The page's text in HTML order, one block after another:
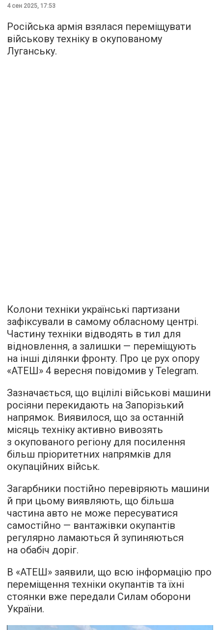
4 сен 2025, 17:53
Російська армія взялася переміщувати
військову техніку в окупованому
Луганську.
Колони техніки українські партизани
зафіксували в самому обласному центрі.
Частину техніки відводять в тил для
відновлення, а залишки — переміщують
на інші ділянки фронту. Про це рух опору
«АТЕШ» 4 вересня повідомив у Telegram.
Зазначається, що вцілілі військові машини
росіяни перекидають на Запорізький
напрямок. Виявилося, що за останній
місяць техніку активно вивозять
з окупованого регіону для посилення
більш пріоритетних напрямків для
окупаційних військ.
Загарбники постійно перевіряють машини
й при цьому виявляють, що більша
частина авто не може пересуватися
самостійно — вантажівки окупантів
регулярно ламаються й зупиняються
на обабіч доріг.
В «АТЕШ» заявили, що всю інформацію про
переміщення техніки окупантів та їхні
стоянки вже передали Силам оборони
України.